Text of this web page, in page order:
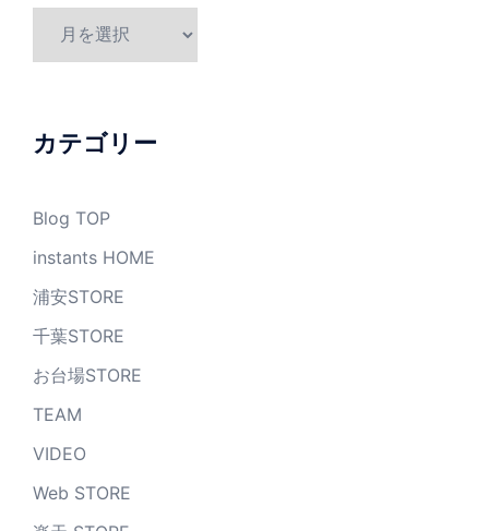
ブ
カテゴリー
Blog TOP
instants HOME
浦安STORE
千葉STORE
お台場STORE
TEAM
VIDEO
Web STORE